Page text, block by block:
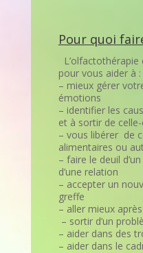
Pour quoi
pour vous aider à :
– mieux gérer
émotions
– identifier les
et à sortir de celle-
– vous libérer de
alimentaires ou
– faire le deuil
d’une relation
– accepter un
greffe
– aller mieux
– sortir d’un
– aider dans des
– aider dans le